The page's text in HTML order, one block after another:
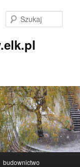
budownictwo